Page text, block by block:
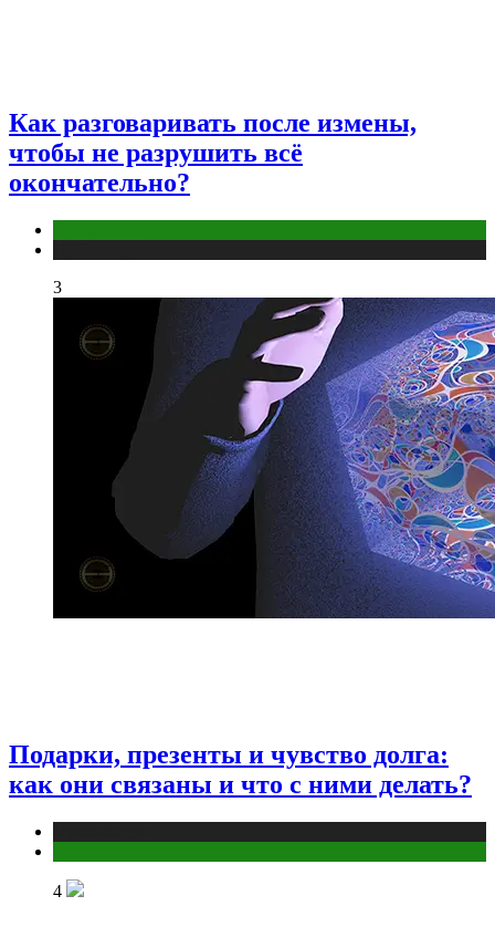
Как разговаривать после измены,
чтобы не разрушить всё
окончательно?
3
Подарки, презенты и чувство долга:
как они связаны и что с ними делать?
4